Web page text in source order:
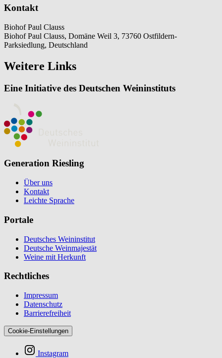
Kontakt
Biohof Paul Clauss
Biohof Paul Clauss, Domäne Weil 3, 73760 Ostfildern-
Parksiedlung, Deutschland
Weitere Links
Eine Initiative des Deutschen Weininstituts
Generation Riesling
Über uns
Kontakt
Leichte Sprache
Portale
Deutsches Weininstitut
Deutsche Weinmajestät
Weine mit Herkunft
Rechtliches
Impressum
Datenschutz
Barrierefreiheit
Cookie-Einstellungen
Instagram